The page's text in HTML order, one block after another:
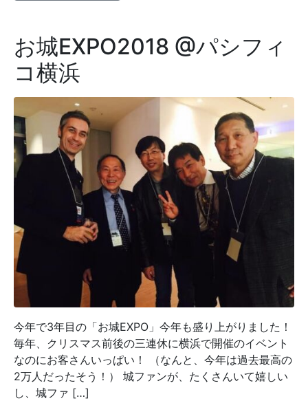
お城EXPO2018 @パシフィ
コ横浜
今年で3年目の「お城EXPO」今年も盛り上がりました！
毎年、クリスマス前後の三連休に横浜で開催のイベント
なのにお客さんいっぱい！ （なんと、今年は過去最高の
2万人だったそう！） 城ファンが、たくさんいて嬉しい
し、城ファ […]